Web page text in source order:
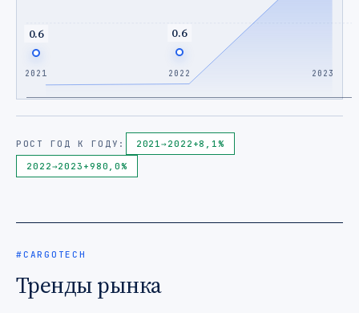
0.6 0.6
2021 2022 2023
РОСТ ГОД К ГОДУ: 2021→ 2022 +8,1%
2022→2023 +980,0%
#CARGOTECH
Тренды рынка